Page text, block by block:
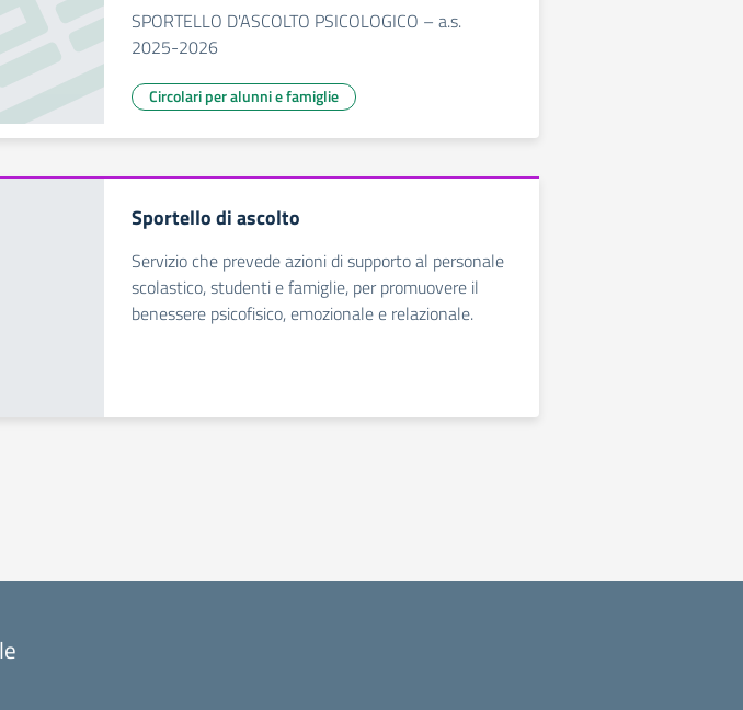
SPORTELLO D'ASCOLTO PSICOLOGICO – a.s.
2025-2026
Circolari per alunni e famiglie
Sportello di ascolto
Servizio che prevede azioni di supporto al personale
scolastico, studenti e famiglie, per promuovere il
benessere psicofisico, emozionale e relazionale.